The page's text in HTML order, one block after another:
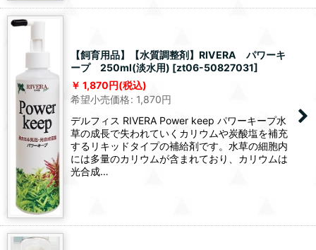
【飼育用品】【水質調整剤】RIVERA パワーキ
ープ 250ml(淡水用) [zt06-50827031]
1,870円(税込)
希望小売価格: 1,870円
デルフィス RIVERA Power keep パワーキープ水
草の成長で失われていくカリウムや炭酸塩を補充
するリキッドタイプの補給剤です。水草の細胞内
には多量のカリウムが含まれており、カリウムは
光合成…